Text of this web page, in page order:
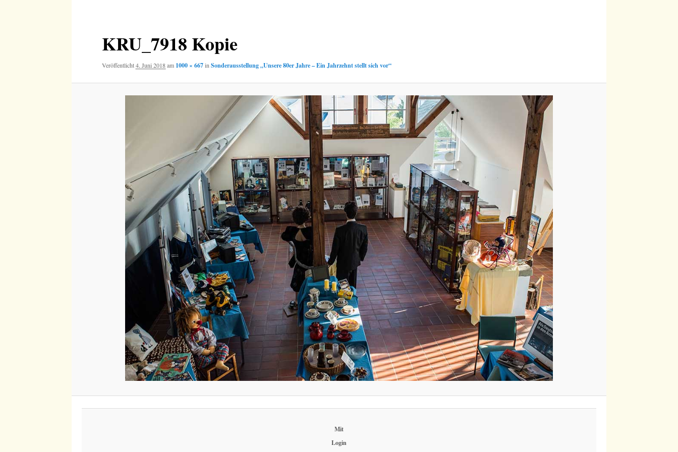
KRU_7918 Kopie
Veröffentlicht4. Juni 2018am 1000 × 667inSonderausstellung „Unsere 80er Jahre – Ein Jahrzehnt stellt sich vor“
Mit
Login